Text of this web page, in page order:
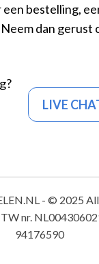
een bestelling,
dan gerust
LIVE
- © 2025
nr.
94176590